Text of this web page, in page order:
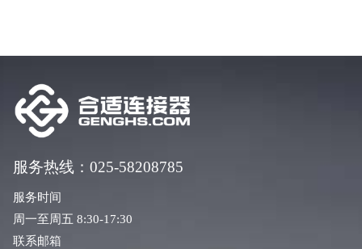
服务热线：025-58208785
服务时间
周一至周五 8:30-17:30
联系邮箱